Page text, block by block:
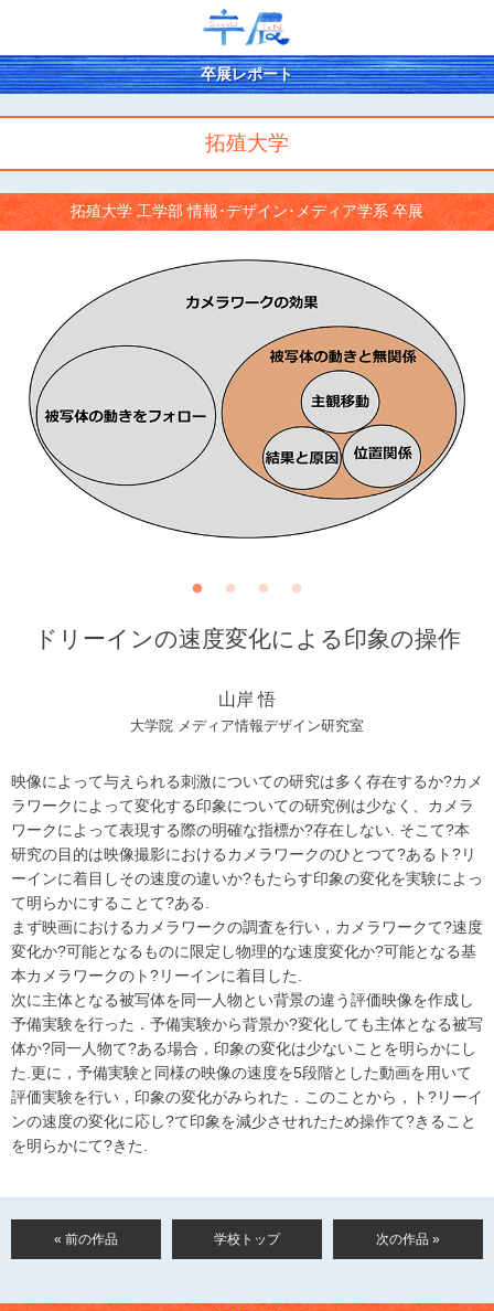
卒展レポート
拓殖大学
拓殖大学 工学部 情報･デザイン･メディア学系 卒展
ドリーインの速度変化による印象の操作
山岸 悟
大学院 メディア情報デザイン研究室
映像によって与えられる刺激についての研究は多く存在するか?カメ
ラワークによって変化する印象についての研究例は少なく、カメラ
ワークによって表現する際の明確な指標か?存在しない. そこて?本
研究の目的は映像撮影におけるカメラワークのひとつて?あるト?リ
ーインに着目しその速度の違いか?もたらす印象の変化を実験によっ
て明らかにすることて?ある.
まず映画におけるカメラワークの調査を行い，カメラワークて?速度
変化か?可能となるものに限定し物理的な速度変化か?可能となる基
本カメラワークのト?リーインに着目した.
次に主体となる被写体を同一人物とい背景の違う評価映像を作成し
予備実験を行った．予備実験から背景か?変化しても主体となる被写
体か?同一人物て?ある場合，印象の変化は少ないことを明らかにし
た.更に，予備実験と同様の映像の速度を5段階とした動画を用いて
評価実験を行い，印象の変化がみられた．このことから，ト?リーイ
ンの速度の変化に応し?て印象を減少させれたため操作て?きること
を明らかにて?きた.
« 前の作品 学校トップ 次の作品 »